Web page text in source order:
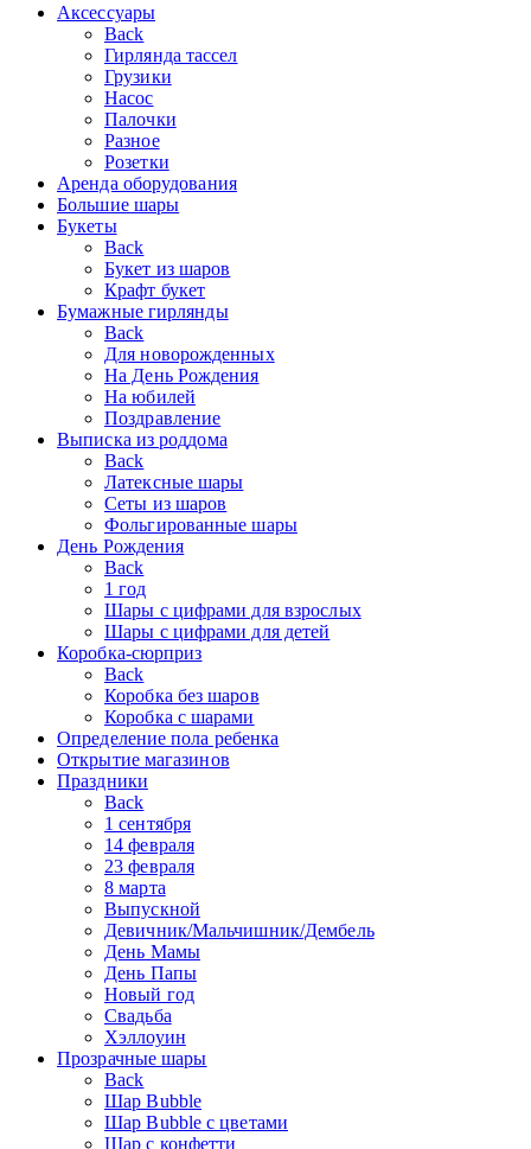
Аксессуары
Back
Гирлянда тассел
Грузики
Насос
Палочки
Разное
Розетки
Аренда оборудования
Большие шары
Букеты
Back
Букет из шаров
Крафт букет
Бумажные гирлянды
Back
Для новорожденных
На День Рождения
На юбилей
Поздравление
Выписка из роддома
Back
Латексные шары
Сеты из шаров
Фольгированные шары
День Рождения
Back
1 год
Шары с цифрами для взрослых
Шары с цифрами для детей
Коробка-сюрприз
Back
Коробка без шаров
Коробка с шарами
Определение пола ребенка
Открытие магазинов
Праздники
Back
1 сентября
14 февраля
23 февраля
8 марта
Выпускной
Девичник/Мальчишник/Дембель
День Мамы
День Папы
Новый год
Свадьба
Хэллоуин
Прозрачные шары
Back
Шар Bubble
Шар Bubble с цветами
Шар с конфетти